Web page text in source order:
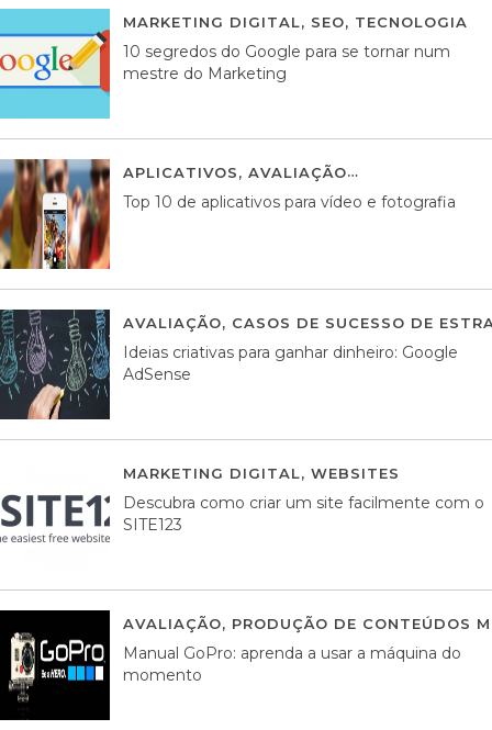
MARKETING DIGITAL, SEO, TECNOLOGIA
10 segredos do Google para se tornar num
mestre do Marketing
APLICATIVOS, AVALIAÇÃO
Top 10 de aplicativos para vídeo e fotografia
AVALIAÇÃO, CASOS DE SUCESSO DE
Ideias criativas para ganhar dinheiro: Google
AdSense
MARKETING DIGITAL, WEBSITES
Descubra como criar um site facilmente com o
SITE123
AVALIAÇÃO, PRODUÇÃO DE CONTEÚDOS
Manual GoPro: aprenda a usar a máquina do
momento